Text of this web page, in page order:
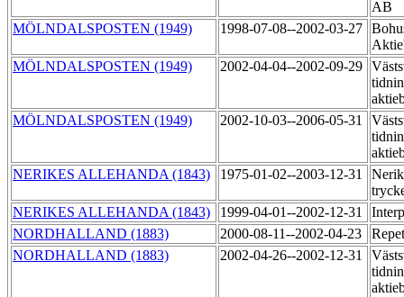
AB
MÖLNDALSPOSTEN (1949)
1998-07-08--2002-03-27
MÖLNDALSPOSTEN (1949)
2002-04-04--2002-09-29
MÖLNDALSPOSTEN (1949)
2002-10-03--2006-05-31
NERIKES ALLEHANDA (1843)
1975-01-02--2003-12-31
NERIKES ALLEHANDA (1843)
1999-04-01--2002-12-31
NORDHALLAND (1883)
2000-08-11--2002-04-23
NORDHALLAND (1883)
2002-04-26--2002-12-31